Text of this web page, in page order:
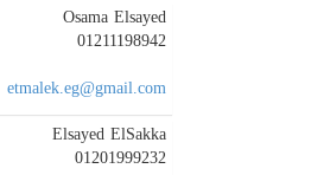
Osama Elsayed
01211198942
etmalek.eg@gmail.com
Elsayed ElSakka
01201999232